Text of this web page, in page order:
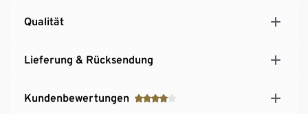
Qualität
Lieferung & Rücksendung
Kundenbewertungen